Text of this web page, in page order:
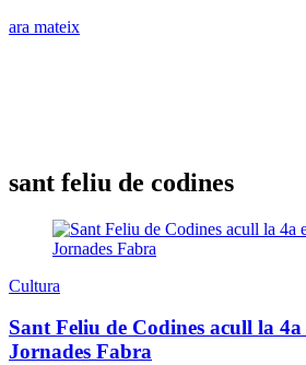
ara mateix
sant feliu de codines
Cultura
Sant Feliu de Codines acull la 4a
Jornades Fabra